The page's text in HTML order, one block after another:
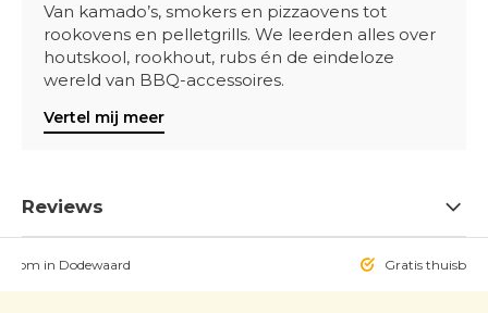
Van kamado’s, smokers en pizzaovens tot
rookovens en pelletgrills. We leerden alles over
houtskool, rookhout, rubs én de eindeloze
wereld van BBQ-accessoires.
Vertel mij meer
Reviews
in Dodewaard Gratis